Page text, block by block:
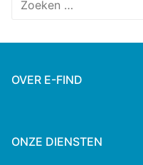
OVER E-FIND
ONZE DIENSTEN